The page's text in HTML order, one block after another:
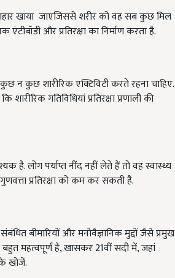
खाया जाएजिससे शरीर को वह सब कुछ मिल
और प्रतिरक्षा का निर्माण करता है.
न कुछ शारीरिक एक्टिविटी करते रहना चाहिए.
गतिविधियां प्रतिरक्षा प्रणाली की
लोग पर्याप्त नींद नहीं लेते हैं तो वह स्वास्थ्य
प्रतिरक्षा को कम कर सकती है.
बीमारियों और मनोवैज्ञानिक मुद्दों जैसे प्रमुख
महत्वपूर्ण है, खासकर 21वीं सदी में, जहां
खोजें.